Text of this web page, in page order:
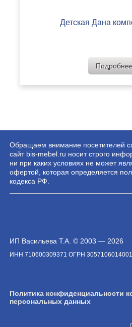
Детская Дана
Обращаем внимание посетителей
сайт bis-mebel.ru носит строго
ни при каких условиях не может
офертой, которая определяется
кодекса РФ.
ИП Васильева Т.А. © 2003 — 2026
ИНН 710600309371 ОГРН
Политика конфиденциальности
персональных данных